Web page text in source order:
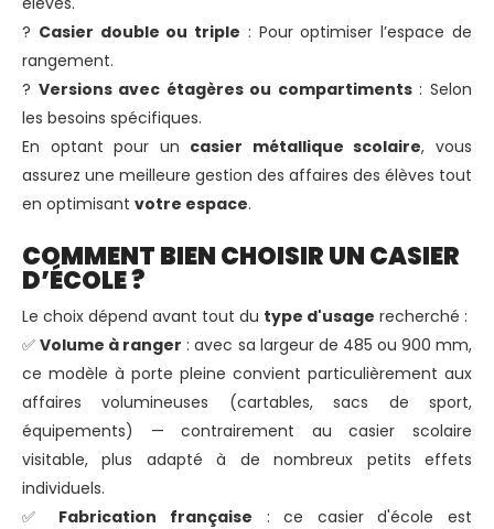
? Casier double ou triple : Pour optimiser l’espace de
rangement.
? Versions avec étagères ou compartiments: Selon
les besoins spécifiques.
En optant pour un casier métallique scolaire, vous
assurez une meilleure gestion des affaires des élèves tout
en optimisant votre espace.
COMMENT BIEN CHOISIR UN CASIER
D’ÉCOLE ?
Le choix dépend avant tout du type d'usage recherché :
✅Volume à ranger : avec sa largeur de 485 ou 900 mm,
ce modèle à porte pleine convient particulièrement aux
affaires volumineuses (cartables, sacs de sport,
équipements) — contrairement au casier scolaire
visitable, plus adapté à de nombreux petits effets
individuels.
✅ Fabrication française : ce casier d'école est